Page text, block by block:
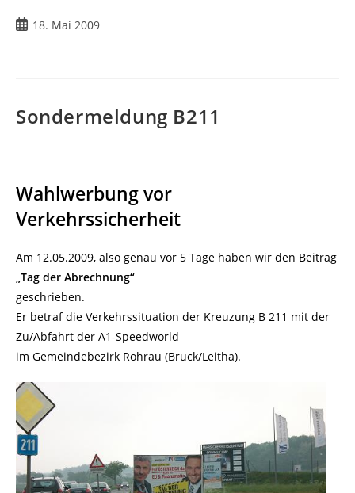
Beitrag18. Mai 2009
Sondermeldung B211
Wahlwerbung vor
Verkehrssicherheit
Am 12.05.2009, also genau vor 5 Tage haben wir den Beitrag
„Tag der Abrechnung“
geschrieben.
Er betraf die Verkehrssituation der Kreuzung B 211 mit der
Zu/Abfahrt der A1-Speedworld
im Gemeindebezirk Rohrau (Bruck/Leitha).